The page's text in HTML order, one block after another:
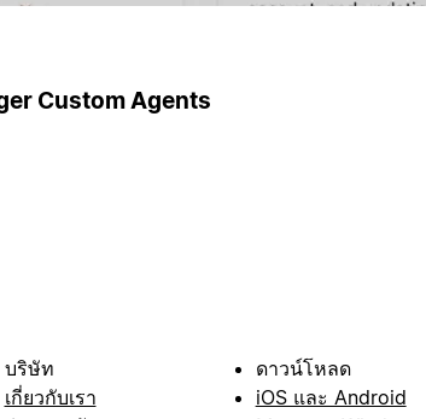
Custom Agents
บริษัท
เกี่ยวกับเรา
ดาวน์โหลด
iOS และ Android